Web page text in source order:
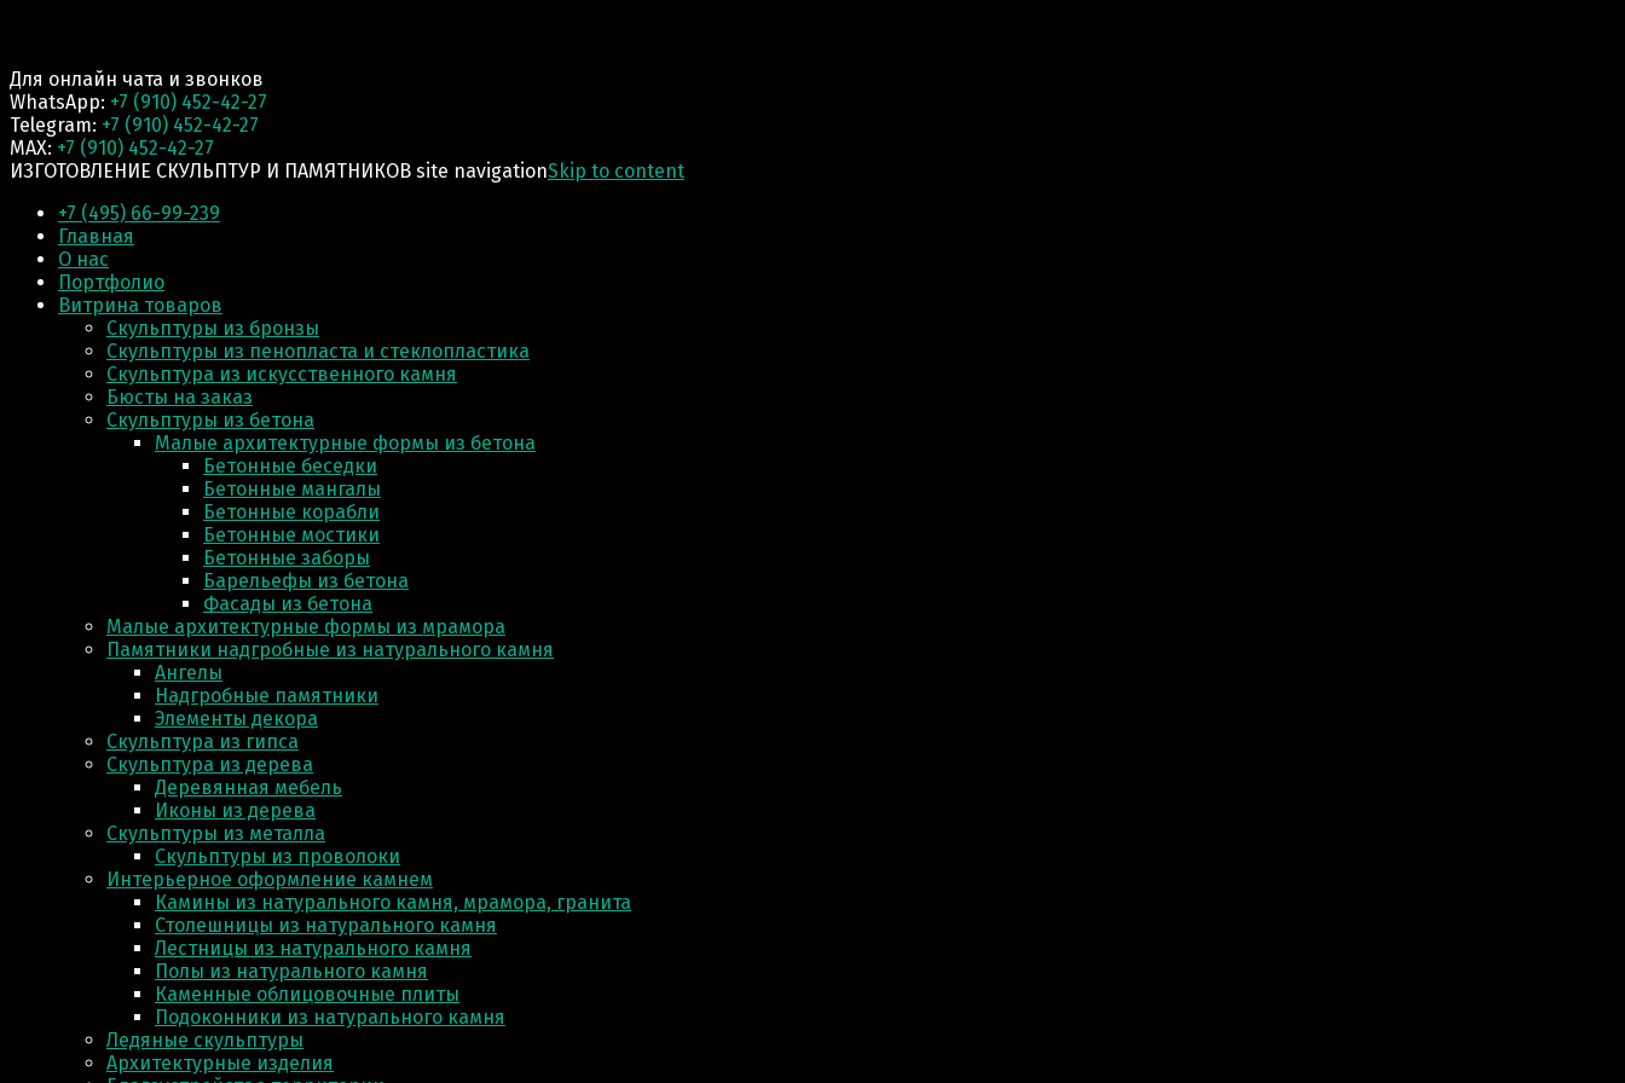
Для онлайн чата и звонков
WhatsApp: +7 (910) 452-42-27
Telegram: +7 (910) 452-42-27
MAX: +7 (910) 452-42-27
ИЗГОТОВЛЕНИЕ СКУЛЬПТУР И ПАМЯТНИКОВ site navigationSkip to content
+7 (495) 66-99-239
Главная
О нас
Портфолио
Витрина товаров
Скульптуры из бронзы
Скульптуры из пенопласта и стеклопластика
Скульптура из искусственного камня
Бюсты на заказ
Скульптуры из бетона
Малые архитектурные формы из бетона
Бетонные беседки
Бетонные мангалы
Бетонные корабли
Бетонные мостики
Бетонные заборы
Барельефы из бетона
Фасады из бетона
Малые архитектурные формы из мрамора
Памятники надгробные из натурального камня
Ангелы
Надгробные памятники
Элементы декора
Скульптура из гипса
Скульптура из деревa
Деревянная мебель
Иконы из дерева
Скульптуры из металла
Скульптуры из проволоки
Интерьерное оформление камнем
Камины из натурального камня, мрамора, гранита
Столешницы из натурального камня
Лестницы из натурального камня
Полы из натурального камня
Каменные облицовочные плиты
Подоконники из натурального камня
Ледяные скульптуры
Архитектурные изделия